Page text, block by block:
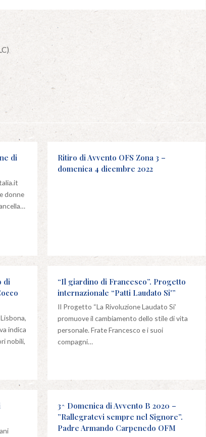
di
donne
Ritiro di Avvento OFS Zona 3 –
domenica 4 dicembre 2022
di
indica
nobili,
“Il giardino di Francesco”. Progetto
internazionale “Patti Laudato Si'”
Il Progetto “La Rivoluzione Laudato Si’
promuove il cambiamento dello stile di vita
personale. Frate Francesco e i suoi
compagni…
3^ Domenica di Avvento B 2020 –
”Rallegratevi sempre nel Signore”.
Padre Armando Carpenedo OFM